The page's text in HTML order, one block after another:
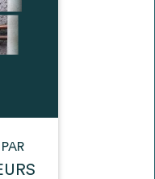
liste et son envoi ne